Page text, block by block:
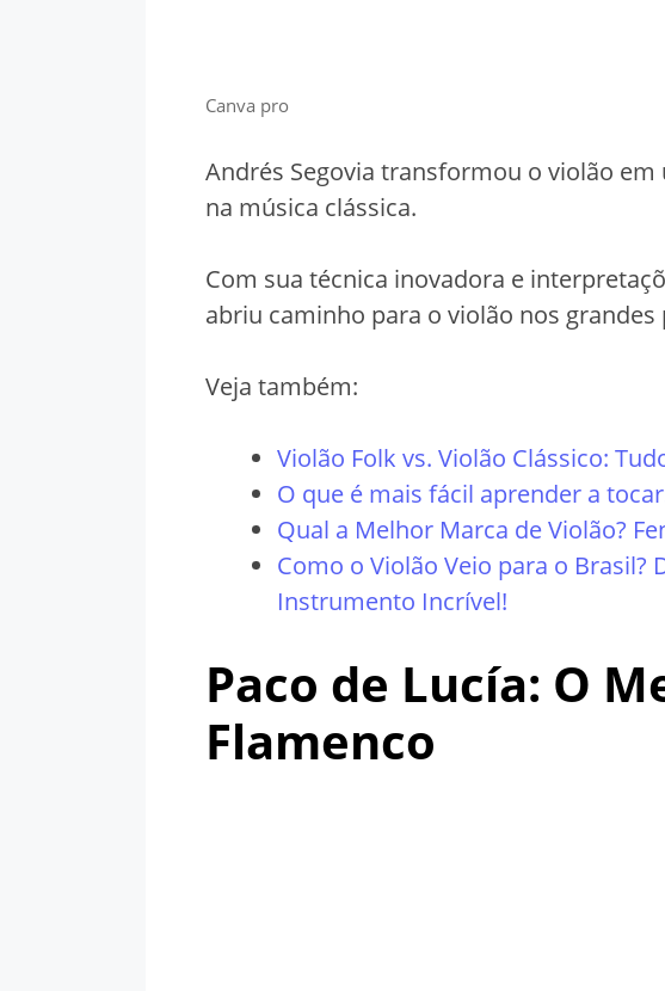
Canva pro
Andrés Segovia transformou o violão
na música clássica.
Com sua técnica inovadora e
abriu caminho para o violão nos
Veja também:
Violão Folk vs. Violão Clássico:
O que é mais fácil aprender a
Qual a Melhor Marca de Violão?
Como o Violão Veio para o Brasil?
Instrumento Incrível!
Paco de Lucía: O
Flamenco